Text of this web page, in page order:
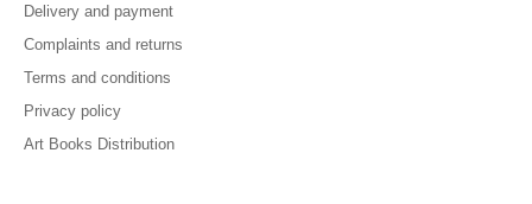
Delivery and payment
Complaints and returns
Terms and conditions
Privacy policy
Art Books Distribution